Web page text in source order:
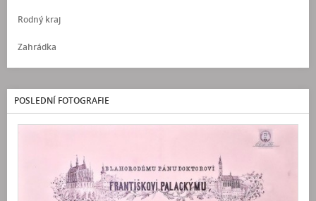
Rodný kraj
Zahrádka
POSLEDNÍ FOTOGRAFIE